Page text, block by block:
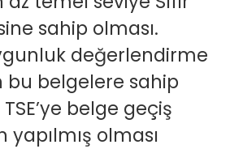
sahip olması.
değerlendirme
belgelere sahip
belge geçiş
olması